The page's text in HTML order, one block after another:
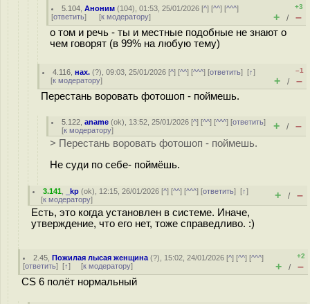
5.104 ,Аноним (104), 01:53, 25/01/2026 [^] [^^] [^^^]
[ответить] [к модератору]
+3
+ / –
о том и речь - ты и местные подобные не знают о
чем говорят (в 99% на любую тему)
4.116 ,нах. (?), 09:03, 25/01/2026 [^] [^^] [^^^] [ответить][↑]
[к модератору]
–1
+ / –
Перестань воровать фотошоп - поймешь.
5.122 ,aname (ok), 13:52, 25/01/2026 [^] [^^] [^^^] [ответить]
[к модератору] + / –
> Перестань воровать фотошоп - поймешь.
Не суди по себе- поймёшь.
3.141 _kp (ok), 12:15, 26/01/2026 [^] [^^] [^^^] [ответить][↑]
[к модератору] + / –
Есть, это когда установлен в системе. Иначе,
утверждение, что его нет, тоже справедливо. :)
2.45 ,Пожилая лысая женщина (?), 15:02, 24/01/2026 [^] [^^] [^^^]
[ответить] [↑] [к модератору]
+2
+ / –
CS 6 полёт нормальный